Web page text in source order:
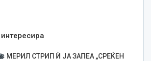
МЕРИЛ СТРИП Ѝ ЈА ЗАПЕА „СРЕЌЕН